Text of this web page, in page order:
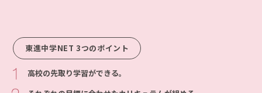
東進中学NET 3つのポイント
高校の先取り学習ができる。